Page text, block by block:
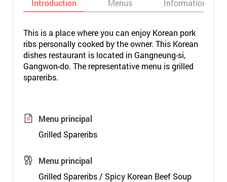
Introduction Menus Informations
This is a place where you can enjoy Korean pork
ribs personally cooked by the owner. This Korean
dishes restaurant is located in Gangneung-si,
Gangwon-do. The representative menu is grilled
spareribs.
Menu principal
Grilled Spareribs
Menu principal
Grilled Spareribs / Spicy Korean Beef Soup